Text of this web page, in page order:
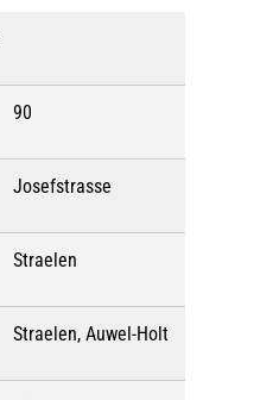
90
Josefstrasse
Straelen
Straelen, Auwel-Holt